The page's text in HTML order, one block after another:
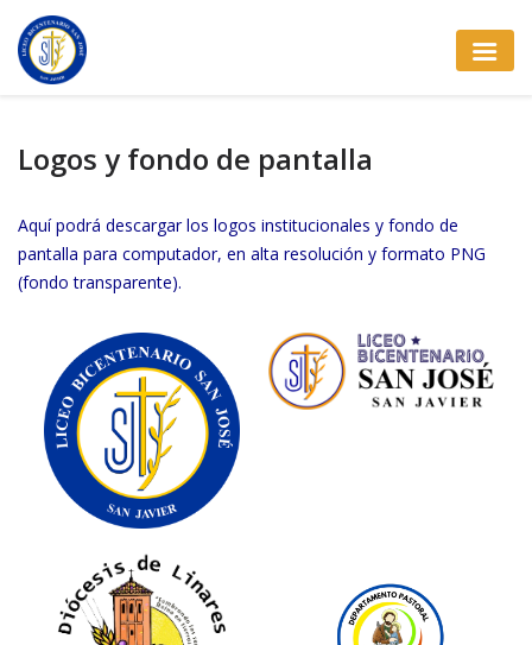
Logos y fondo de pantalla
Aquí podrá descargar los logos institucionales y fondo de
pantalla para computador, en alta resolución y formato PNG
(fondo transparente).